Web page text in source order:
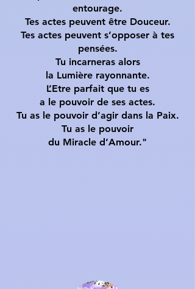
entourage.
Tes actes peuvent être Douceur.
Tes actes peuvent s’opposer à tes
pensées.
Tu incarneras alors
la Lumière rayonnante.
L’Etre parfait que tu es
a le pouvoir de ses actes.
Tu as le pouvoir d’agir dans la Paix.
Tu as le pouvoir
du Miracle d’Amour."